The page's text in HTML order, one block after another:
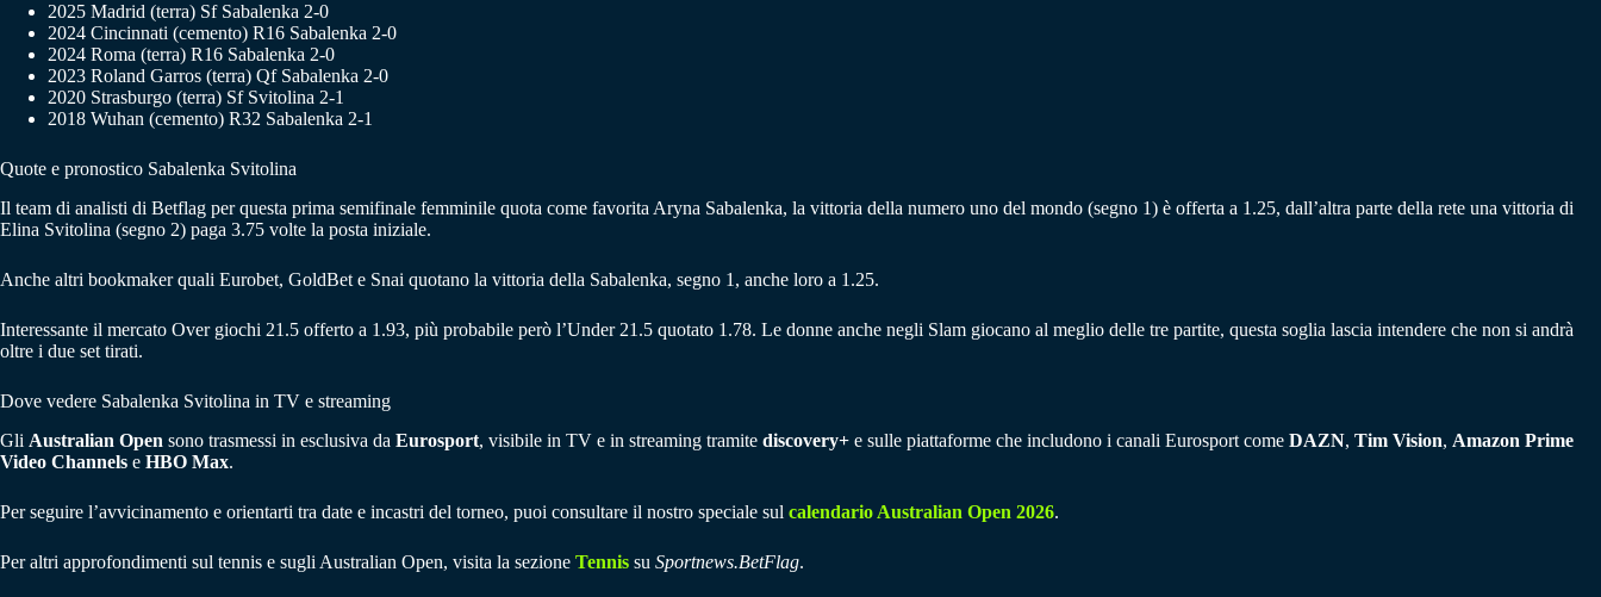
2025 Madrid (terra) Sf Sabalenka 2-0
2024 Cincinnati (cemento) R16 Sabalenka 2-0
2024 Roma (terra) R16 Sabalenka 2-0
2023 Roland Garros (terra) Qf Sabalenka 2-0
2020 Strasburgo (terra) Sf Svitolina 2-1
2018 Wuhan (cemento) R32 Sabalenka 2-1
Quote e pronostico Sabalenka Svitolina
Il team di analisti di Betflag per questa prima semifinale femminile quota come favorita Aryna Sabalenka, la vittoria della numero uno del mondo (segno 1) è offerta a 1.25, dall’altra parte della rete una vittoria di
Elina Svitolina (segno 2) paga 3.75 volte la posta iniziale.
Anche altri bookmaker quali Eurobet, GoldBet e Snai quotano la vittoria della Sabalenka, segno 1, anche loro a 1.25.
Interessante il mercato Over giochi 21.5 offerto a 1.93, più probabile però l’Under 21.5 quotato 1.78. Le donne anche negli Slam giocano al meglio delle tre partite, questa soglia lascia intendere che non si andrà
oltre i due set tirati.
Dove vedere Sabalenka Svitolina in TV e streaming
Gli Australian Open sono trasmessi in esclusiva da Eurosport, visibile in TV e in streaming tramite discovery+ e sulle piattaforme che includono i canali Eurosport come DAZN, Tim Vision, Amazon Prime
Video Channels e HBO Max.
Per seguire l’avvicinamento e orientarti tra date e incastri del torneo, puoi consultare il nostro speciale sul calendario Australian Open 2026.
Per altri approfondimenti sul tennis e sugli Australian Open, visita la sezione Tennis su Sportnews.BetFlag.